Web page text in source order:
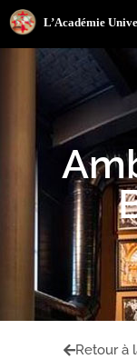
Retour à